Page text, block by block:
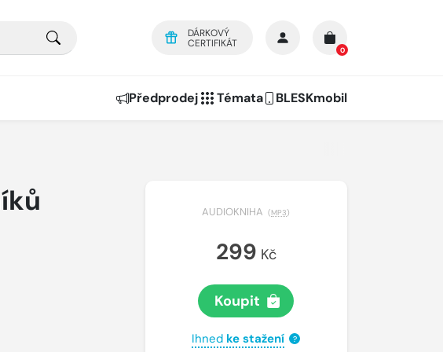
DÁRKOVÝ
CERTIFIKÁT
0
Předprodej Témata BLESKmobil
AUDIOKNIHA (MP3)
299 Kč
Koupit
Ihned ke stažení ?